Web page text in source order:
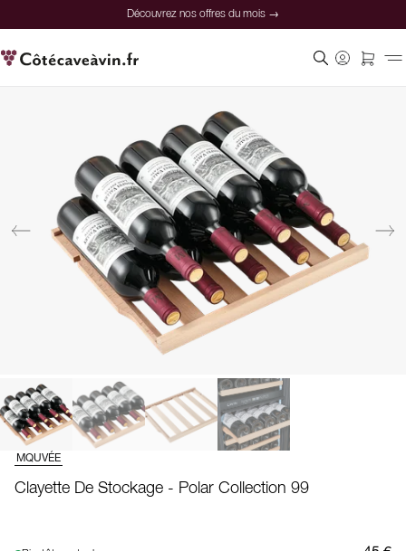
Découvrez nos offres du mois →
MQUVÉE
Clayette De Stockage - Polar Collection 99